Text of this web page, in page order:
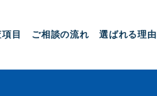
目 ご相談の流れ 選ばれる理由